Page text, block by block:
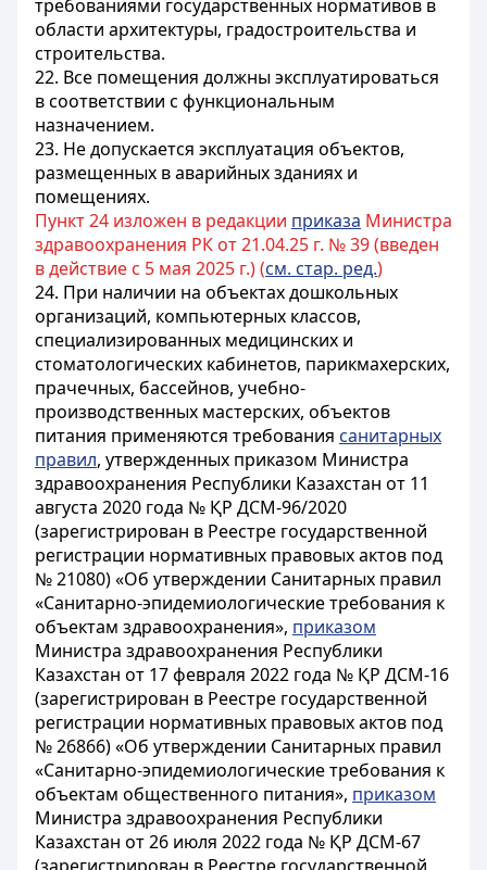
требованиями государственных нормативов в
области архитектуры, градостроительства и
строительства.
22. Все помещения должны эксплуатироваться
в соответствии с функциональным
назначением.
23. Не допускается эксплуатация объектов,
размещенных в аварийных зданиях и
помещениях.
Пункт 24 изложен в редакции приказа Министра
здравоохранения РК от 21.04.25 г. № 39 (введен
в действие с 5 мая 2025 г.) (см. стар. ред.)
24. При наличии на объектах дошкольных
организаций, компьютерных классов,
специализированных медицинских и
стоматологических кабинетов, парикмахерских,
прачечных, бассейнов, учебно-
производственных мастерских, объектов
питания применяются требования санитарных
правил, утвержденных приказом Министра
здравоохранения Республики Казахстан от 11
августа 2020 года № ҚР ДСМ-96/2020
(зарегистрирован в Реестре государственной
регистрации нормативных правовых актов под
№ 21080) «Об утверждении Санитарных правил
«Санитарно-эпидемиологические требования к
объектам здравоохранения», приказом
Министра здравоохранения Республики
Казахстан от 17 февраля 2022 года № ҚР ДСМ-16
(зарегистрирован в Реестре государственной
регистрации нормативных правовых актов под
№ 26866) «Об утверждении Санитарных правил
«Санитарно-эпидемиологические требования к
объектам общественного питания», приказом
Министра здравоохранения Республики
Казахстан от 26 июля 2022 года № ҚР ДСМ-67